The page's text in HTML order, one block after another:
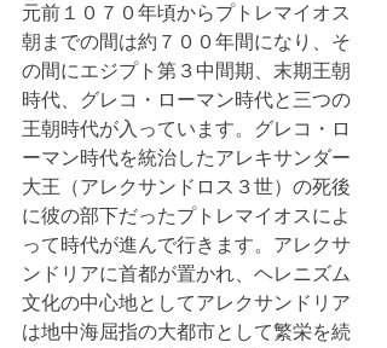
元前１０７０年頃からプトレマイオス
朝までの間は約７００年間になり、そ
の間にエジプト第３中間期、末期王朝
時代、グレコ・ローマン時代と三つの
王朝時代が入っています。グレコ・ロ
ーマン時代を統治したアレキサンダー
大王（アレクサンドロス３世）の死後
に彼の部下だったプトレマイオスによ
って時代が進んで行きます。アレクサ
ンドリアに首都が置かれ、ヘレニズム
文化の中心地としてアレクサンドリア
は地中海屈指の大都市として繁栄を続